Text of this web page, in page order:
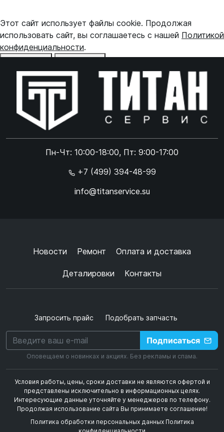
Пн-Чт: 10:00-18:00, Пт: 9:00-17:00
+7 (499) 394-48-99
info@titanservice.su
Новости Ремонт Оплата и доставка
Деталировки Контакты
Запросить прайс Подобрать запчасть
Подписаться
Оповещаем о новинках и акциях. Без рекламы и спама.
Условия работы, цены, сроки доставки не являются офертой и
представлены исключительно в информационных целях.
Интересующие данные уточняйте у менеджеров по телефону.
Продолжая использование сайта Вы принимаете соглашение!
Политика обработки персональных данных Политика
Этот сайт использует файлы cookie. Продолжая
использовать сайт, вы соглашаетесь с нашей Политикой
конфиденциальности.
Online чат
Online чат